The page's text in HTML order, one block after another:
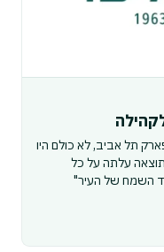
תל אביב, לא כולם היו
עלתה על כל